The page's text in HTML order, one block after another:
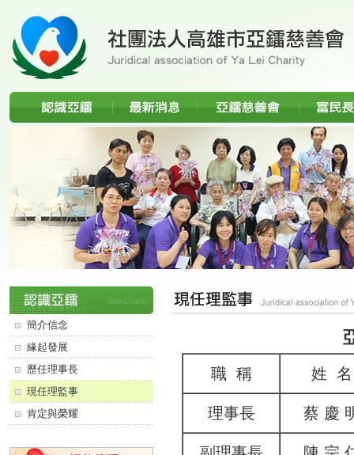
職 稱 姓 名
理事長 蔡 慶
分類選單
簡介信念
緣起發展
歷任理事長
現任理監事
肯定與榮耀